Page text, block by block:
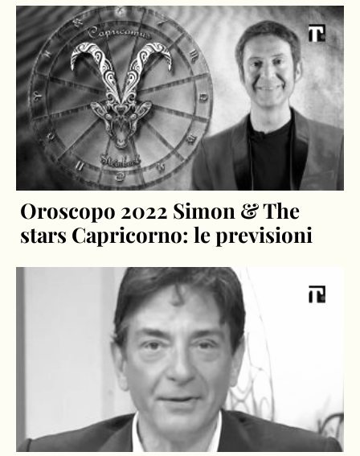
Oroscopo 2022 Simon & The
stars Capricorno: le previsioni